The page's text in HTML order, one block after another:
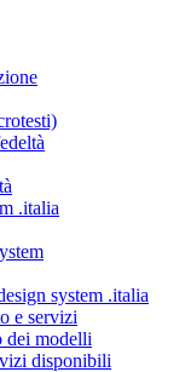
.italia
system .italia
e servizi
dei modelli
disponibili